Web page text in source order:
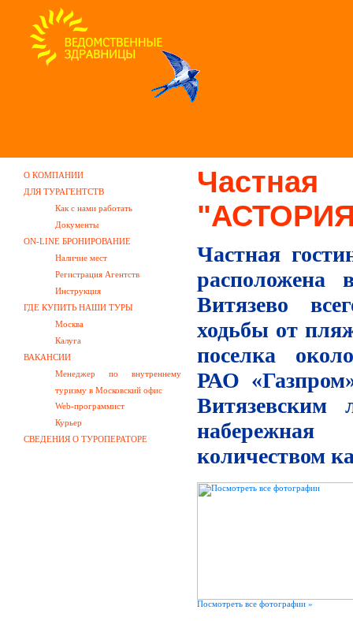
О КОМПАНИИ
ДЛЯ ТУРАГЕНТСТВ
Как с нами работать
Документы
ON-LINE БРОНИРОВАНИЕ
Наличие мест
Регистрация Агентств
Инструкция
ГДЕ КУПИТЬ НАШИ ТУРЫ
Москва
Калуга
ВАКАНСИИ
Менеджер по внутреннему
туризму в Московский офис
Web-программист
Курьер
СВЕДЕНИЯ О ТУРОПЕРАТОРЕ
Частная
Частная
расположена
Витязево
ходьбы от
поселка
РАО
количеством
Посмотреть все фотографии »